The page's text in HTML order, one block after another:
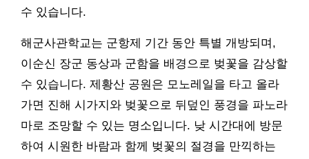
수 있습니다.
해군사관학교는 군항제 기간 동안 특별 개방되며,
이순신 장군 동상과 군함을 배경으로 벚꽃을 감상할
수 있습니다. 제황산 공원은 모노레일을 타고 올라
가면 진해 시가지와 벚꽃으로 뒤덮인 풍경을 파노라
마로 조망할 수 있는 명소입니다. 낮 시간대에 방문
하여 시원한 바람과 함께 벚꽃의 절경을 만끽하는